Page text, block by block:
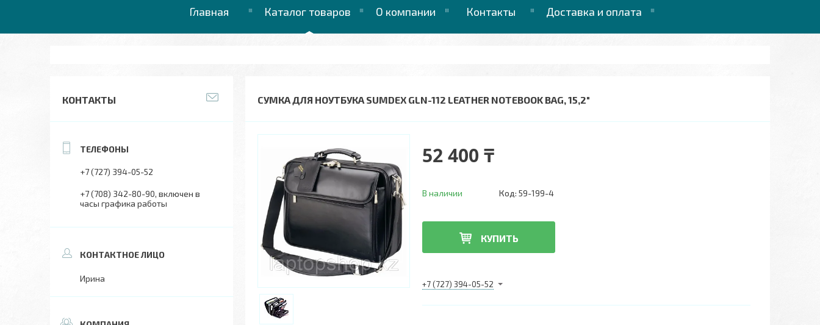
Главная Каталог товаров О компании Контакты Доставка и оплата
СУМКА ДЛЯ НОУТБУКА SUMDEX GLN-112 LEATHER NOTEBOOK BAG, 15,2"
52 400 ₸
В наличии Код: 59-199-4
КУПИТЬ
+7 (727) 394-05-52
КОНТАКТЫ
+7 (727) 394-05-52
+7 (708) 342-80-90 включен в
часы графика работы
Ирина